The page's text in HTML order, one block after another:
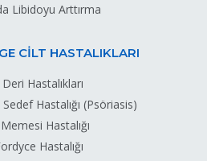
Libidoyu Arttırma
CİLT HASTALIKLARI
Hastalıkları
Hastalığı (Psöriasis)
Hastalığı
Hastalığı